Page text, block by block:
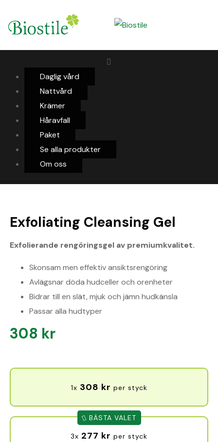
Daglig vård
Nattvård
Krämer
Håravfall
Paket
Se alla produkter
Om oss
Exfoliating Cleansing Gel
Exfolierande rengöringsgel av premiumkvalitet.
Skonsam men effektiv ansiktsrengöring
Avlägsnar döda hudceller och orenheter
Bidrar till en slät, mjuk och jämn hudkänsla
Passar alla hudtyper
308 kr
1x 308 kr per styck
3x 277 kr per styck
BÄSTA VALET